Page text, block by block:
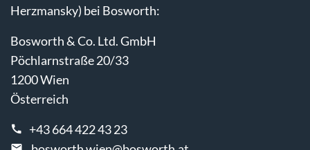
Herzmansky) bei Bosworth:
Bosworth & Co. Ltd. GmbH
Pöchlarnstraße 20/33
1200 Wien
Österreich
+43 664 422 43 23